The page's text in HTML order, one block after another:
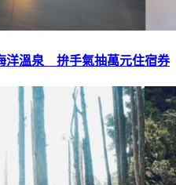
洋溫泉 拚手氣抽萬元住宿券